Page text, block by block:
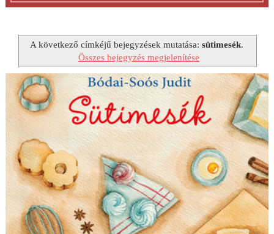
A következő címkéjű bejegyzések mutatása:sütimesék.
Összes bejegyzés megjelenítése